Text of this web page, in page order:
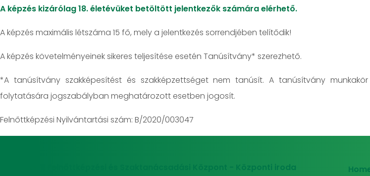
A képzés kizárólag 18. életévüket betöltött jelentkezők számára elérhető.
A képzés maximális létszáma 15 fő, mely a jelentkezés sorrendjében telítődik!
A képzés követelményeinek sikeres teljesítése esetén Tanúsítvány* szerezhető.
*A tanúsítvány szakképesítést és szakképzettséget nem tanúsít. A tanúsítvány
folytatására jogszabályban meghatározott esetben jogosít.
Felnőttképzési Nyilvántartási szám: B/2020/003047